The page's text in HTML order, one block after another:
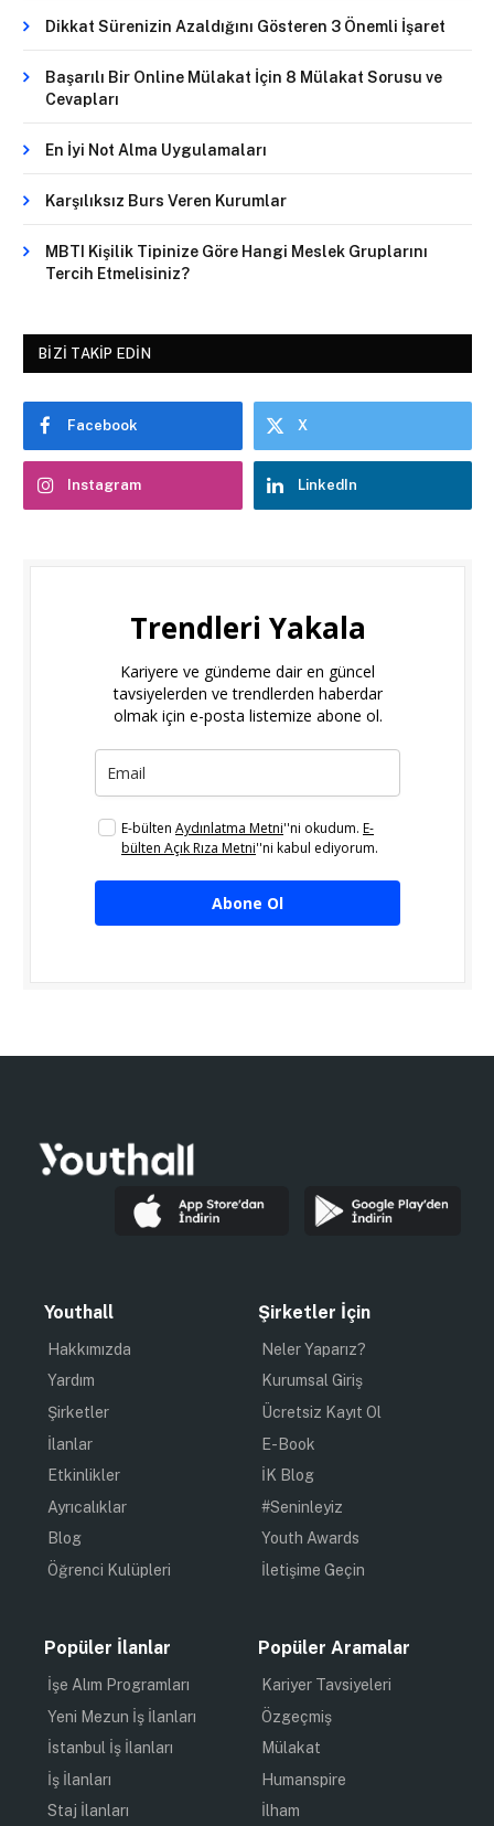
Dikkat Sürenizin Azaldığını Gösteren 3 Önemli İşaret
Başarılı Bir Online Mülakat İçin 8 Mülakat Sorusu ve
Cevapları
En İyi Not Alma Uygulamaları
Karşılıksız Burs Veren Kurumlar
MBTI Kişilik Tipinize Göre Hangi Meslek Gruplarını
Tercih Etmelisiniz?
BIZI TAKIP EDIN
Facebook X
Instagram LinkedIn
Trendleri Yakala
Kariyere ve gündeme dair en güncel
tavsiyelerden ve trendlerden haberdar
olmak için e-posta listemize abone ol.
E-bülten Aydınlatma Metni''ni okudum. E-
bülten Açık Rıza Metni''ni kabul ediyorum.
Abone Ol
Youthall
Hakkımızda
Yardım
Şirketler
İlanlar
Etkinlikler
Ayrıcalıklar
Blog
Öğrenci Kulüpleri
Şirketler İçin
Neler Yaparız?
Kurumsal Giriş
Ücretsiz Kayıt Ol
E-Book
İK Blog
#Seninleyiz
Youth Awards
İletişime Geçin
Popüler İlanlar
İşe Alım Programları
Yeni Mezun İş İlanları
İstanbul İş İlanları
İş İlanları
Staj İlanları
Popüler Aramalar
Kariyer Tavsiyeleri
Özgeçmiş
Mülakat
Humanspire
İlham